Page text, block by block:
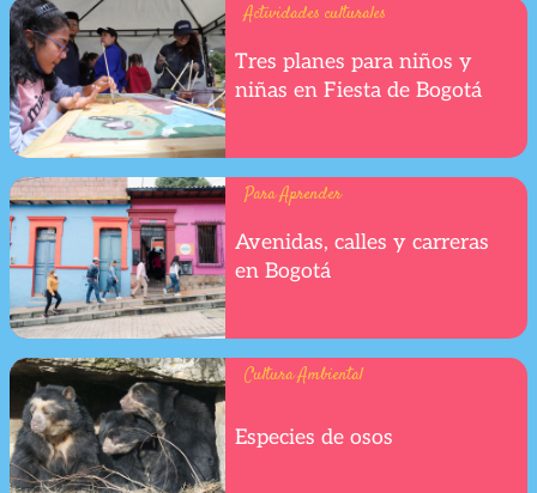
Actividades culturales
Tres planes para niños y
niñas en Fiesta de Bogotá
Para Aprender
Avenidas, calles y carreras
en Bogotá
Cultura Ambiental
Especies de osos